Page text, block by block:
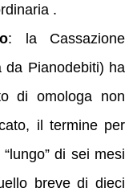
.
: la Cassazione
da Pianodebiti) ha
di omologa non
il termine per
di sei mesi
breve di dieci